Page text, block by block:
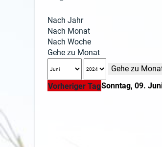
Nach Jahr
Nach Monat
Nach Woche
Gehe zu Monat
Gehe zu
Vorheriger TagSonntag, 09.